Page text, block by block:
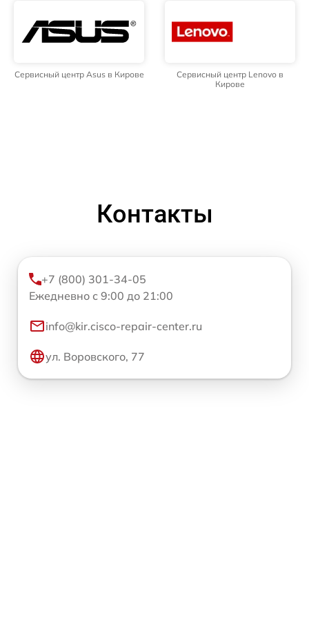
Сервисный центр Asus в Кирове
Сервисный центр Lenovo в
Кирове
Контакты
+7 (800) 301-34-05
Ежедневно с 9:00 до 21:00
info@kir.cisco-repair-center.ru
ул. Воровского, 77